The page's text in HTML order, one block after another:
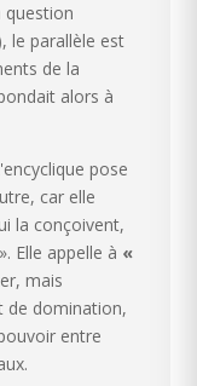
question
le parallèle est
de la
alors à
pose
car elle
la conçoivent,
Elle appelle à «
mais
de domination,
entre